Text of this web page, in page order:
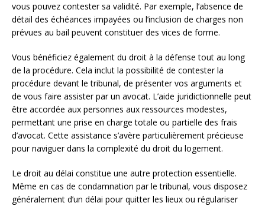
vous pouvez contester sa validité. Par exemple, l’absence de
détail des échéances impayées ou l’inclusion de charges non
prévues au bail peuvent constituer des vices de forme.
Vous bénéficiez également du droit à la défense tout au long
de la procédure. Cela inclut la possibilité de contester la
procédure devant le tribunal, de présenter vos arguments et
de vous faire assister par un avocat. L’aide juridictionnelle peut
être accordée aux personnes aux ressources modestes,
permettant une prise en charge totale ou partielle des frais
d’avocat. Cette assistance s’avère particulièrement précieuse
pour naviguer dans la complexité du droit du logement.
Le droit au délai constitue une autre protection essentielle.
Même en cas de condamnation par le tribunal, vous disposez
généralement d’un délai pour quitter les lieux ou régulariser